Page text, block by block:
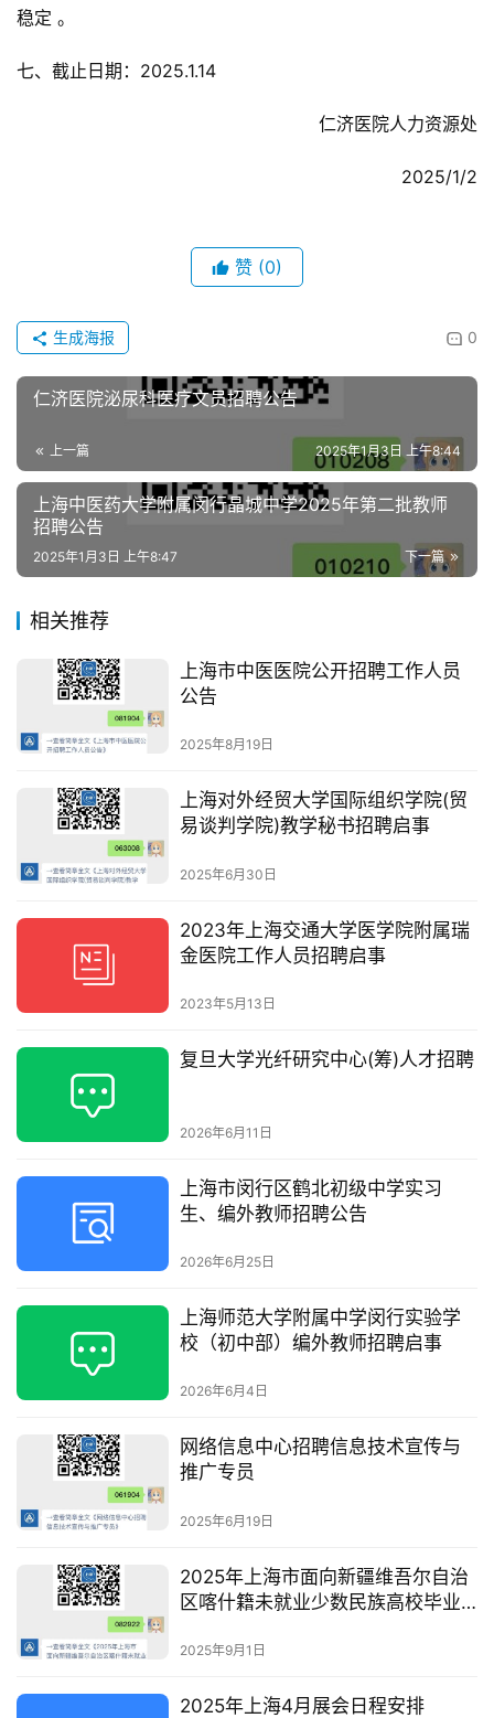
稳定 。
七、截止日期：2025.1.14
仁济医院人力资源处
2025/1/2
赞 (0)
0
生成海报
仁济医院泌尿科医疗文员招聘公告
上一篇 2025年1月3日 上午8:44
上海中医药大学附属闵行晶城中学2025年第二批教师
招聘公告
下一篇
2025年1月3日 上午8:47
相关推荐
上海市中医医院公开招聘工作人员
公告
2025年8月19日
上海对外经贸大学国际组织学院(贸
易谈判学院)教学秘书招聘启事
2025年6月30日
2023年上海交通大学医学院附属瑞
金医院工作人员招聘启事
2023年5月13日
复旦大学光纤研究中心(筹)人才招聘
2026年6月11日
上海市闵行区鹤北初级中学实习
生、编外教师招聘公告
2026年6月25日
上海师范大学附属中学闵行实验学
校（初中部）编外教师招聘启事
2026年6月4日
网络信息中心招聘信息技术宣传与
推广专员
2025年6月19日
2025年上海市面向新疆维吾尔自治
区喀什籍未就业少数民族高校毕业
2025年9月1日
2025年上海4月展会日程安排